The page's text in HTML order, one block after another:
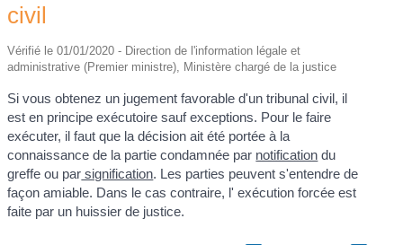
civil
Vérifié le 01/01/2020 - Direction de l'information légale et
administrative (Premier ministre), Ministère chargé de la justice
Si vous obtenez un jugement favorable d'un tribunal civil, il
est en principe exécutoire sauf exceptions. Pour le faire
exécuter, il faut que la décision ait été portée à la
connaissance de la partie condamnée par notification du
greffe ou par signification. Les parties peuvent s'entendre de
façon amiable. Dans le cas contraire, l' exécution forcée est
faite par un huissier de justice.